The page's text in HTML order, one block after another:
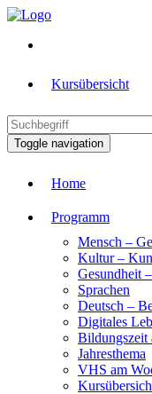
Kursübersicht
Toggle navigation
Home
Programm
Mensch –
Kultur –
Gesundheit
Sprachen
Deutsch –
Digitales
Bildungszeit
Jahresthema
VHS am